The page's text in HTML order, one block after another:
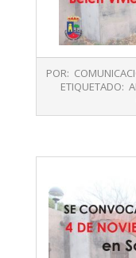
10-
POR:
ETIQUETADO: